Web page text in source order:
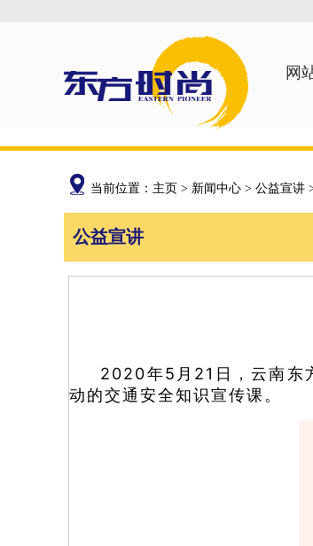
网
当前位置： 主页 > 新闻中心 > 公益宣讲
公益宣讲
2020年5月21日，云南东
动的交通安全知识宣传课。